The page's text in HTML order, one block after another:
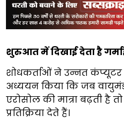
शुरुआत में दिखाई देता है
शोधकर्ताओं ने उन्नत
अध्ययन किया कि जब
एरोसोल की मात्रा बढ़ती है
प्रतिक्रिया देते हैं।